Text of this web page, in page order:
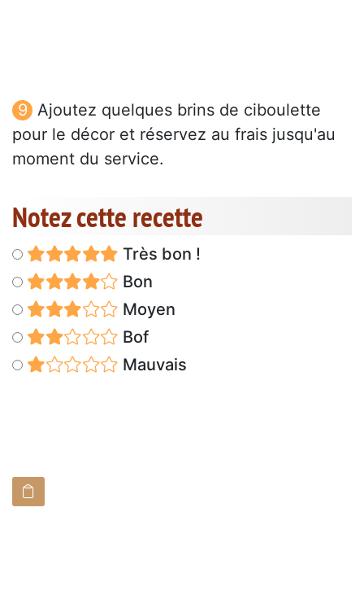
Ajoutez quelques brins de ciboulette
pour le décor et réservez au frais jusqu'au
moment du service.
Notez cette recette
Très bon !
Bon
Moyen
Bof
Mauvais